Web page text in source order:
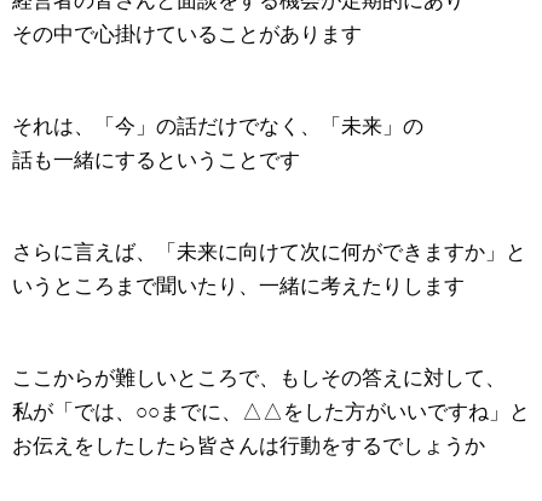
その中で心掛けていることがあります
それは、「今」の話だけでなく、「未来」の
話も一緒にするということです
さらに言えば、「未来に向けて次に何ができますか」と
いうところまで聞いたり、一緒に考えたりします
ここからが難しいところで、もしその答えに対して、
私が「では、○○までに、△△をした方がいいですね」と
お伝えをしたしたら皆さんは行動をするでしょうか